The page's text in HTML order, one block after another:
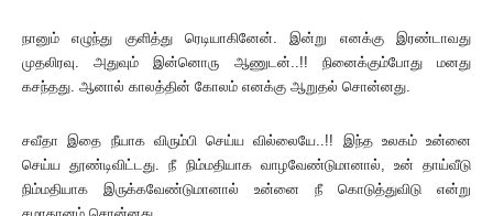
நானும் எழுந்து குளித்து ரெடியாகினேன். இன்று எனக்கு இரண்டாவது
முதலிரவு. அதுவும் இன்னொரு ஆணுடன்..!! நினைக்கும்போது மனது
கசந்தது. ஆனால் காலத்தின் கோலம் எனக்கு ஆறுதல் சொன்னது.
சவீதா இதை நீயாக விரும்பி செய்ய வில்லையே..!! இந்த உலகம் உன்னை
செய்ய தூண்டிவிட்டது. நீ நிம்மதியாக வாழவேண்டுமானால், உன் தாய்வீடு
நிம்மதியாக இருக்கவேண்டுமானால் உன்னை நீ கொடுத்துவிடு என்று